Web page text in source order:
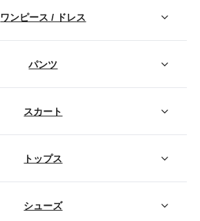
ワンピース / ドレス
パンツ
スカート
トップス
シューズ